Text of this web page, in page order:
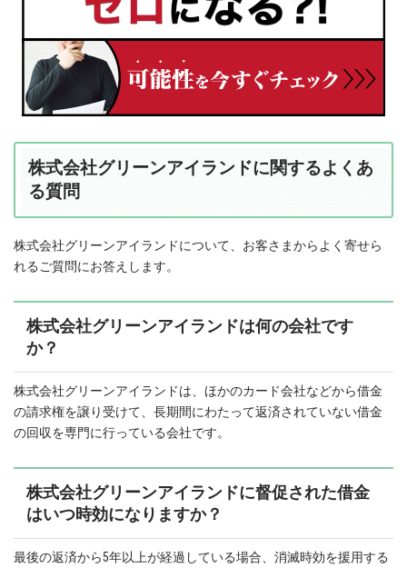
株式会社グリーンアイランドに関するよくあ
る質問
株式会社グリーンアイランドについて、お客さまからよく寄せら
れるご質問にお答えします。
株式会社グリーンアイランドは何の会社です
か？
株式会社グリーンアイランドは、ほかのカード会社などから借金
の請求権を譲り受けて、長期間にわたって返済されていない借金
の回収を専門に行っている会社です。
株式会社グリーンアイランドに督促された借金
はいつ時効になりますか？
最後の返済から5年以上が経過している場合、消滅時効を援用する